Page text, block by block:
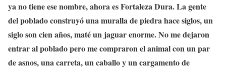
ya no tiene ese nombre, ahora es Fortaleza Dura. La gente
del poblado construyó una muralla de piedra hace siglos, un
siglo son cien años, maté un jaguar enorme. No me dejaron
entrar al poblado pero me compraron el animal con un par
de asnos, una carreta, un caballo y un cargamento de